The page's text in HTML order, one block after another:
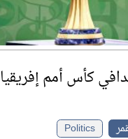
كأس أمم إفريقيا 2025
Politics